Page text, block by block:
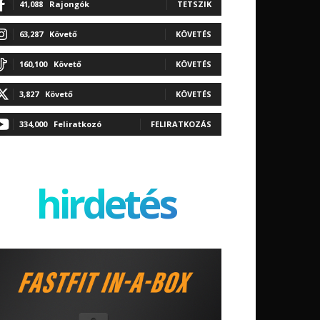
41,088 Rajongók TETSZIK
63,287 Követő KÖVETÉS
160,100 Követő KÖVETÉS
3,827 Követő KÖVETÉS
334,000 Feliratkozó FELIRATKOZÁS
hirdetés